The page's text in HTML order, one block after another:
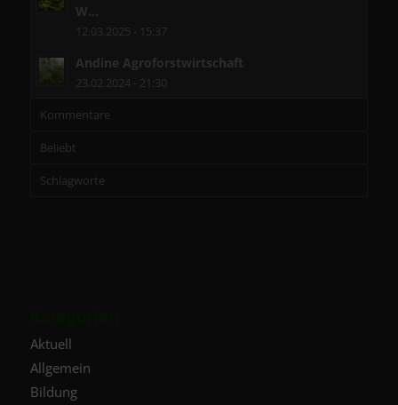
W...
12.03.2025 - 15:37
Andine Agroforstwirtschaft
23.02.2024 - 21:30
Kommentare
Beliebt
Schlagworte
Aktuell
Allgemein
Bildung